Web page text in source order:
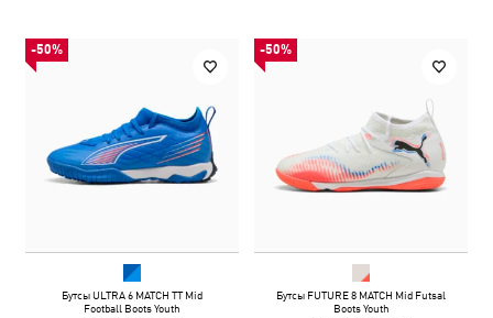
-50%
Бутсы ULTRA 6 MATCH TT Mid
Football Boots Youth
-50%
Бутсы FUTURE 8 MATCH Mid Futsal
Boots Youth